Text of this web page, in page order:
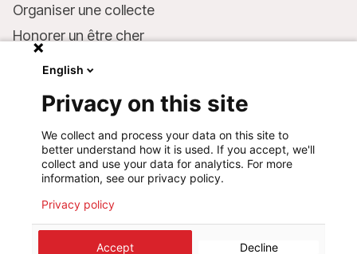
Organiser une collecte
Honorer un être cher
Faire un don
Coordonnées bancaires :
LU75 1111 0000 4848 0000
Comportement responsable
Médecins Sans Frontières Luxembourg
English
Privacy on this site
We collect and process your data on this site to
better understand how it is used. If you accept, we'll
collect and use your data for analytics. For more
information, see our privacy policy.
Privacy policy
Accept Decline